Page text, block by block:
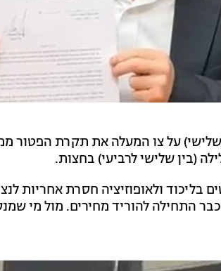
על צו המעלה את תקרת הפטור
בליכוד ולאופוזיציה חסרת אחריות
התחילה להוריד מחירים. מול מי